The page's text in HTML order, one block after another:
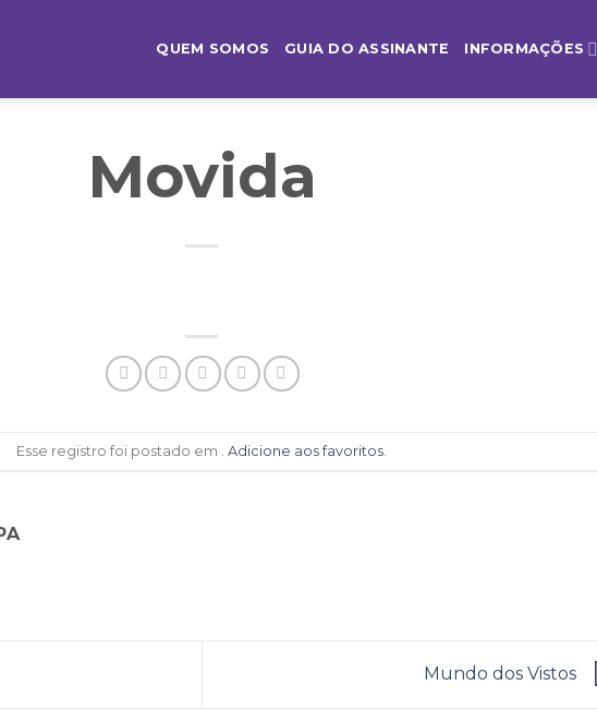
QUEM SOMOS GUIA DO ASSINANTE INFORMAÇÕES
Movida
Esse registro foi postado em .Adicione aos favoritos
Mundo dos Vistos